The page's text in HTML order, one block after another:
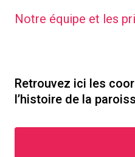
Notre équipe et les
Retrouvez ici les
l’histoire de la